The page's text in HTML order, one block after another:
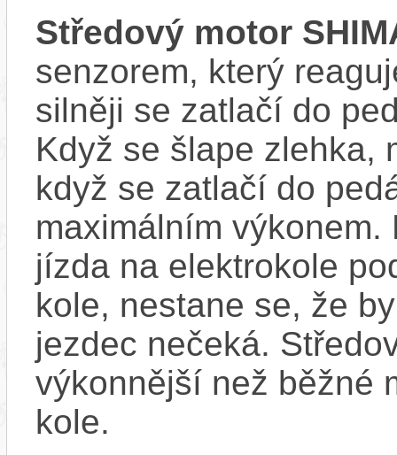
Středový motor
senzorem, který
silněji se zatlačí do
Když se šlape zlehka,
když se zatlačí do
maximálním
jízda na elektrokole
kole, nestane se, že
jezdec nečeká.
výkonnější než běžné
kole.